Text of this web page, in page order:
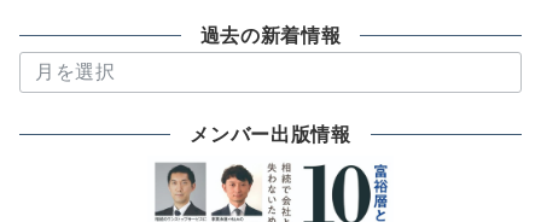
過去の新着情報
去
メンバー出版情報